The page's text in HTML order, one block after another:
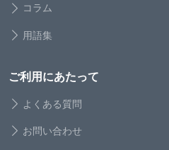
コラム
用語集
ご利用にあたって
よくある質問
お問い合わせ